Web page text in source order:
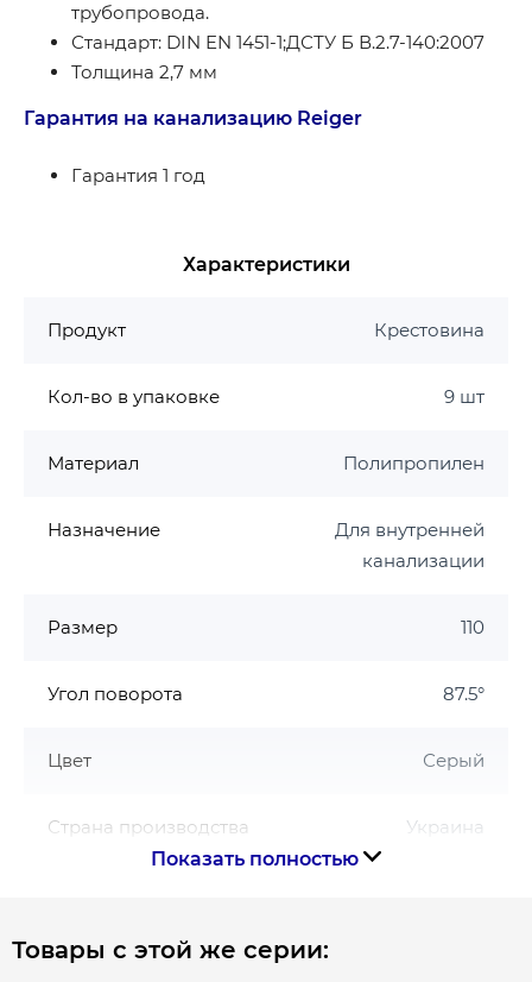
трубопровода.
Стандарт: DIN EN 1451-1;ДСТУ Б В.2.7-140:2007
Толщина 2,7 мм
Гарантия на канализацию Reiger
Гарантия 1 год
Характеристики
Продукт Крестовина
Кол-во в упаковке 9 шт
Материал Полипропилен
Назначение
Для внутренней
канализации
Размер 110
Угол поворота 87.5°
Цвет Серый
Страна производства Украина
Показать полностью
Товары с этой же серии: